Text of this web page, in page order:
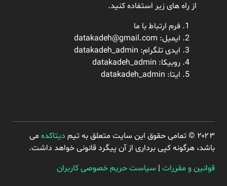
از راه های زیر استفاده کنید.
فرم ارتباط با ما
ایمیل: datakadeh@gmail.com
ایدی تلگرام:datakadeh_admin
روبیکا: datakadeh_admin
ایتا: datakadeh_admin
۲۰۲۳ © تمامی حقوق این سایت متعلق به تیم دیتاکدهمی
باشد، هرگونه کپی برداری از آن پیگرد قانونی خواهد داشت.
قوانین و مقررات| سیاست حریم خصوصی کاربران